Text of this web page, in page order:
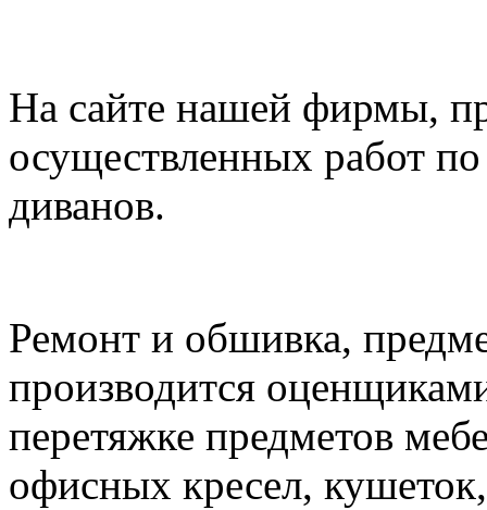
На сайте нашей фирмы,
осуществленных работ по
диванов.
Ремонт и обшивка,
производится
перетяжке предметов
офисных кресел,